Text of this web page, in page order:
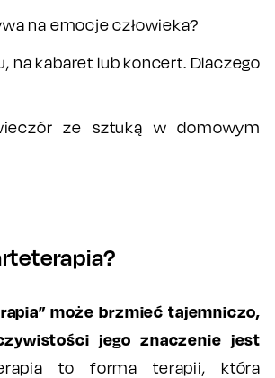
na emocje człowieka?
na kabaret lub koncert. Dlaczego
ze sztuką w domowym
może brzmieć tajemniczo,
jego znaczenie jest
to forma terapii, która